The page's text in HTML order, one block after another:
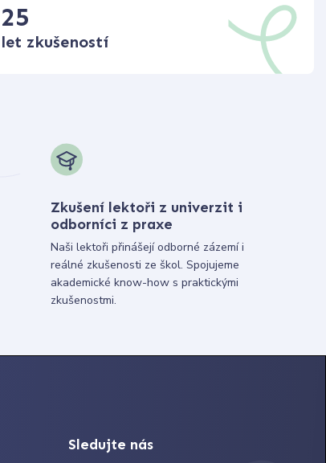
25
let zkušeností
Zkušení lektoři z univerzit i
odborníci z praxe
Naši lektoři přinášejí odborné zázemí i
reálné zkušenosti ze škol. Spojujeme
akademické know-how s praktickými
zkušenostmi.
Sledujte nás